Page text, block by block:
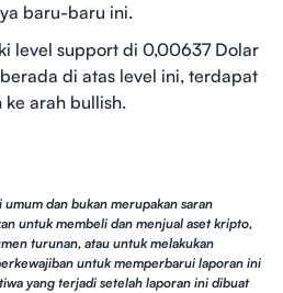
baru-baru ini.
level support di 0,00637 Dolar
di atas level ini, terdapat
arah bullish.
dan bukan merupakan saran
untuk membeli dan menjual aset kripto,
turunan, atau untuk melakukan
untuk memperbarui laporan ini
yang terjadi setelah laporan ini dibuat